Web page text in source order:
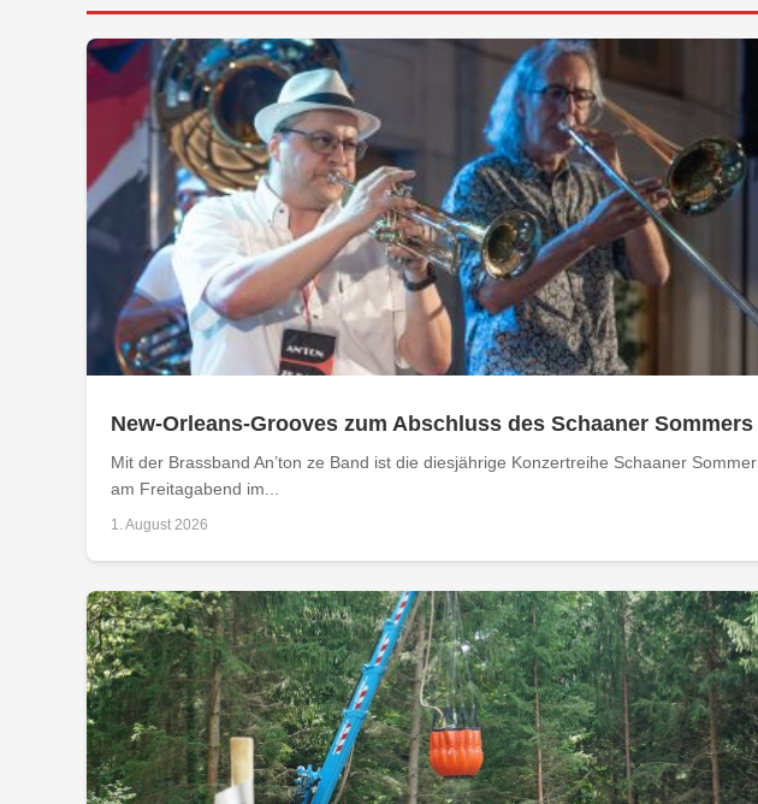
New-Orleans-Grooves zum Abschluss des Schaaner Sommers
Mit der Brassband An’ton ze Band ist die diesjährige Konzertreihe Schaaner Sommer
am Freitagabend im...
1. August 2026